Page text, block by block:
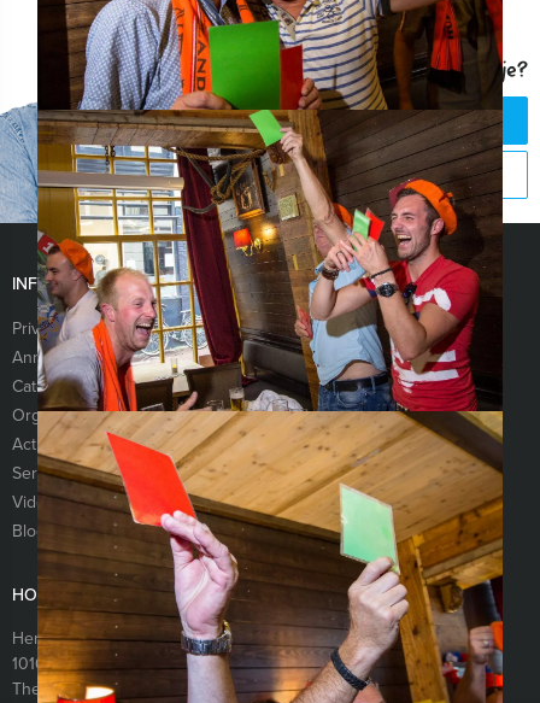
Vragen over dit uitje?
CHAT MET JEROEN
BEL 088 428 81 17
INFORMATIE
Privacy- en cookieverklaring
Algemene voorwaarden
Annuleringsverzekering
Vraag & antwoord
Categorieën
Nieuwsbrief
Organisatie
Referenties
Activiteiten
Vacatures
Services
Sitemap
Video’s
Links
Blog
HOLLAND TOUR GUIDES
Herengracht 340
1016CGAmsterdam
The Netherlands